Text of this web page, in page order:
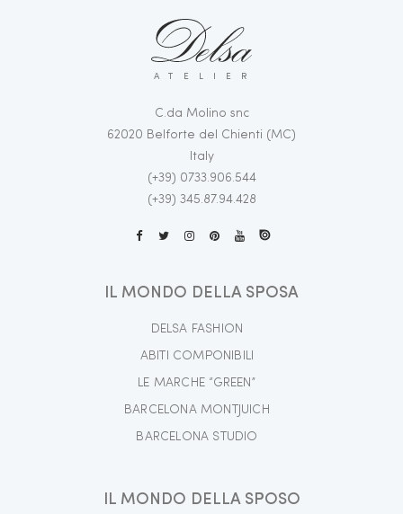
ATELIER
C.da Molino snc
62020 Belforte del Chienti (MC)
Italy
(+39) 0733.906.544
(+39) 345.87.94.428
IL MONDO DELLA SPOSA
DELSA FASHION
ABITI COMPONIBILI
LE MARCHE “GREEN”
BARCELONA MONTJUICH
BARCELONA STUDIO
IL MONDO DELLA SPOSO